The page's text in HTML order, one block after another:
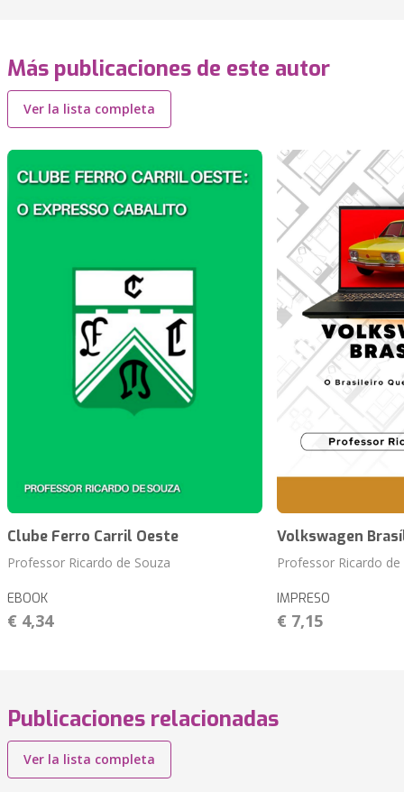
Más publicaciones de este autor
Ver la lista completa
Clube Ferro Carril Oeste
Professor Ricardo de Souza
EBOOK
€ 4,34
Volkswagen
Professor Ricardo de
IMPRESO
€ 7,15
Publicaciones relacionadas
Ver la lista completa